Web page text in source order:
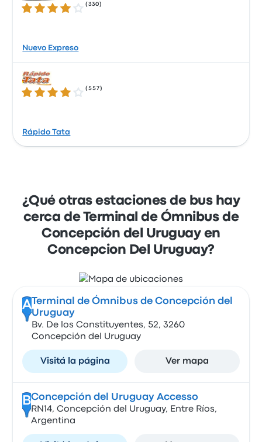
3.8 de 5 estrellas
(330 )
Nuevo Expreso
3.9 de 5 estrellas
(557 )
Rápido Tata
¿Qué otras estaciones de bus hay
cerca de Terminal de Ómnibus de
Concepción del Uruguay en
Concepcion Del Uruguay?
A Terminal de Ómnibus de Concepción del
Uruguay
Bv. De los Constituyentes, 52, 3260
Concepción del Uruguay
Visitá la página Ver mapa
BConcepción del Uruguay Accesso
RN14, Concepción del Uruguay, Entre Ríos,
Argentina